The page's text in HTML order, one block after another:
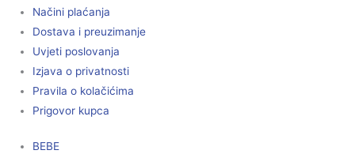
Načini plaćanja
Dostava i preuzimanje
Uvjeti poslovanja
Izjava o privatnosti
Pravila o kolačićima
Prigovor kupca
BEBE